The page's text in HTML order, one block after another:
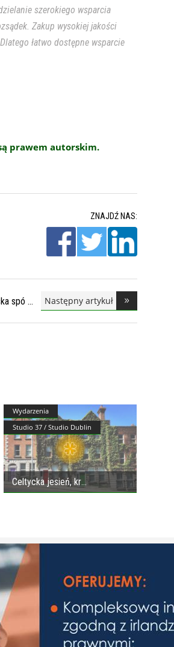
szerokiego wsparcia
Zakup wysokiej jakości
łatwo dostępne wsparcie
prawem autorskim.
ZNAJDŹ NAS:
spó Następny artykuł
Wydarzenia
Studio 37 / Studio Dublin
Celtycka jesień, kr